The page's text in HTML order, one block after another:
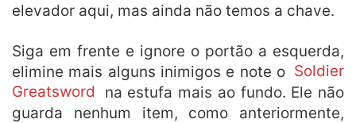
elevador aqui, mas ainda não temos a chave.
Siga em frente e ignore o portão a esquerda,
elimine mais alguns inimigos e note o Soldier
Greatsword
na estufa mais ao fundo. Ele não
guarda nenhum item, como anteriormente,